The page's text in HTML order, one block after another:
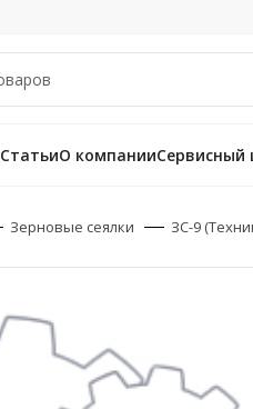
СтатьиО компанииСервисный
Зерновые сеялки ЗС-9